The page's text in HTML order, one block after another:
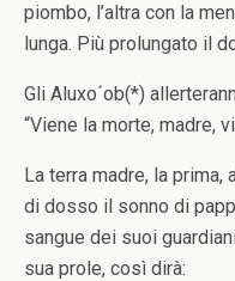
piombo, l’altra con la
lunga. Più prolungato il
Gli Aluxo´ob(*)
“Viene la morte, madre,
La terra madre, la
di dosso il sonno di
sangue dei suoi
sua prole, così dirà: